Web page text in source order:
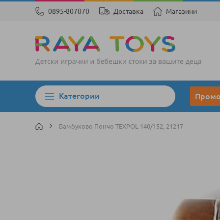
0895-807070 Доставка Магазини
Категории
Бамбуково Пончо TEXPOL 140/152, 21217